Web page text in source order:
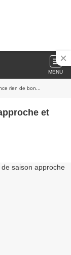
MENU
rien de bon...
et